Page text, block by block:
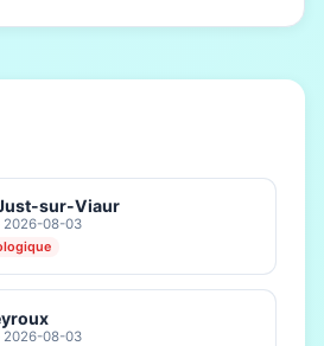
sur-Viaur
2026-08-03
2026-08-03